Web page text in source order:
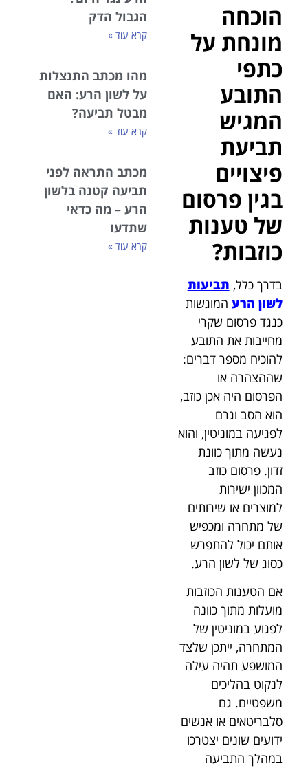
הוכחה
מונחת על
כתפי
התובע
המגיש
תביעת
פיצויים
בגין פרסום
של טענות
כוזבות?
בדרך כלל, תביעות
לשון הרע המוגשות
כנגד פרסום שקרי
מחייבות את התובע
להוכיח מספר דברים:
שההצהרה או
הפרסום היה אכן כוזב,
הוא הסב וגרם
לפגיעה במוניטין, והוא
נעשה מתוך כוונת
זדון. פרסום כוזב
המכוון ישירות
למוצרים או שירותים
של מתחרה ומכפיש
אותם יכול להתפרש
כסוג של לשון הרע.
אם הטענות הכוזבות
מועלות מתוך כוונה
לפגוע במוניטין של
המתחרה, ייתכן שלצד
המושפע תהיה עילה
לנקוט בהליכים
משפטיים. גם
סלבריטאים או אנשים
ידועים שונים יצטרכו
במהלך התביעה
הגבול הדק
קרא עוד »
מהו מכתב התנצלות
על לשון הרע: האם
מבטל תביעה?
קרא עוד »
מכתב התראה לפני
תביעה קטנה בלשון
הרע – מה כדאי
שתדעו
קרא עוד »